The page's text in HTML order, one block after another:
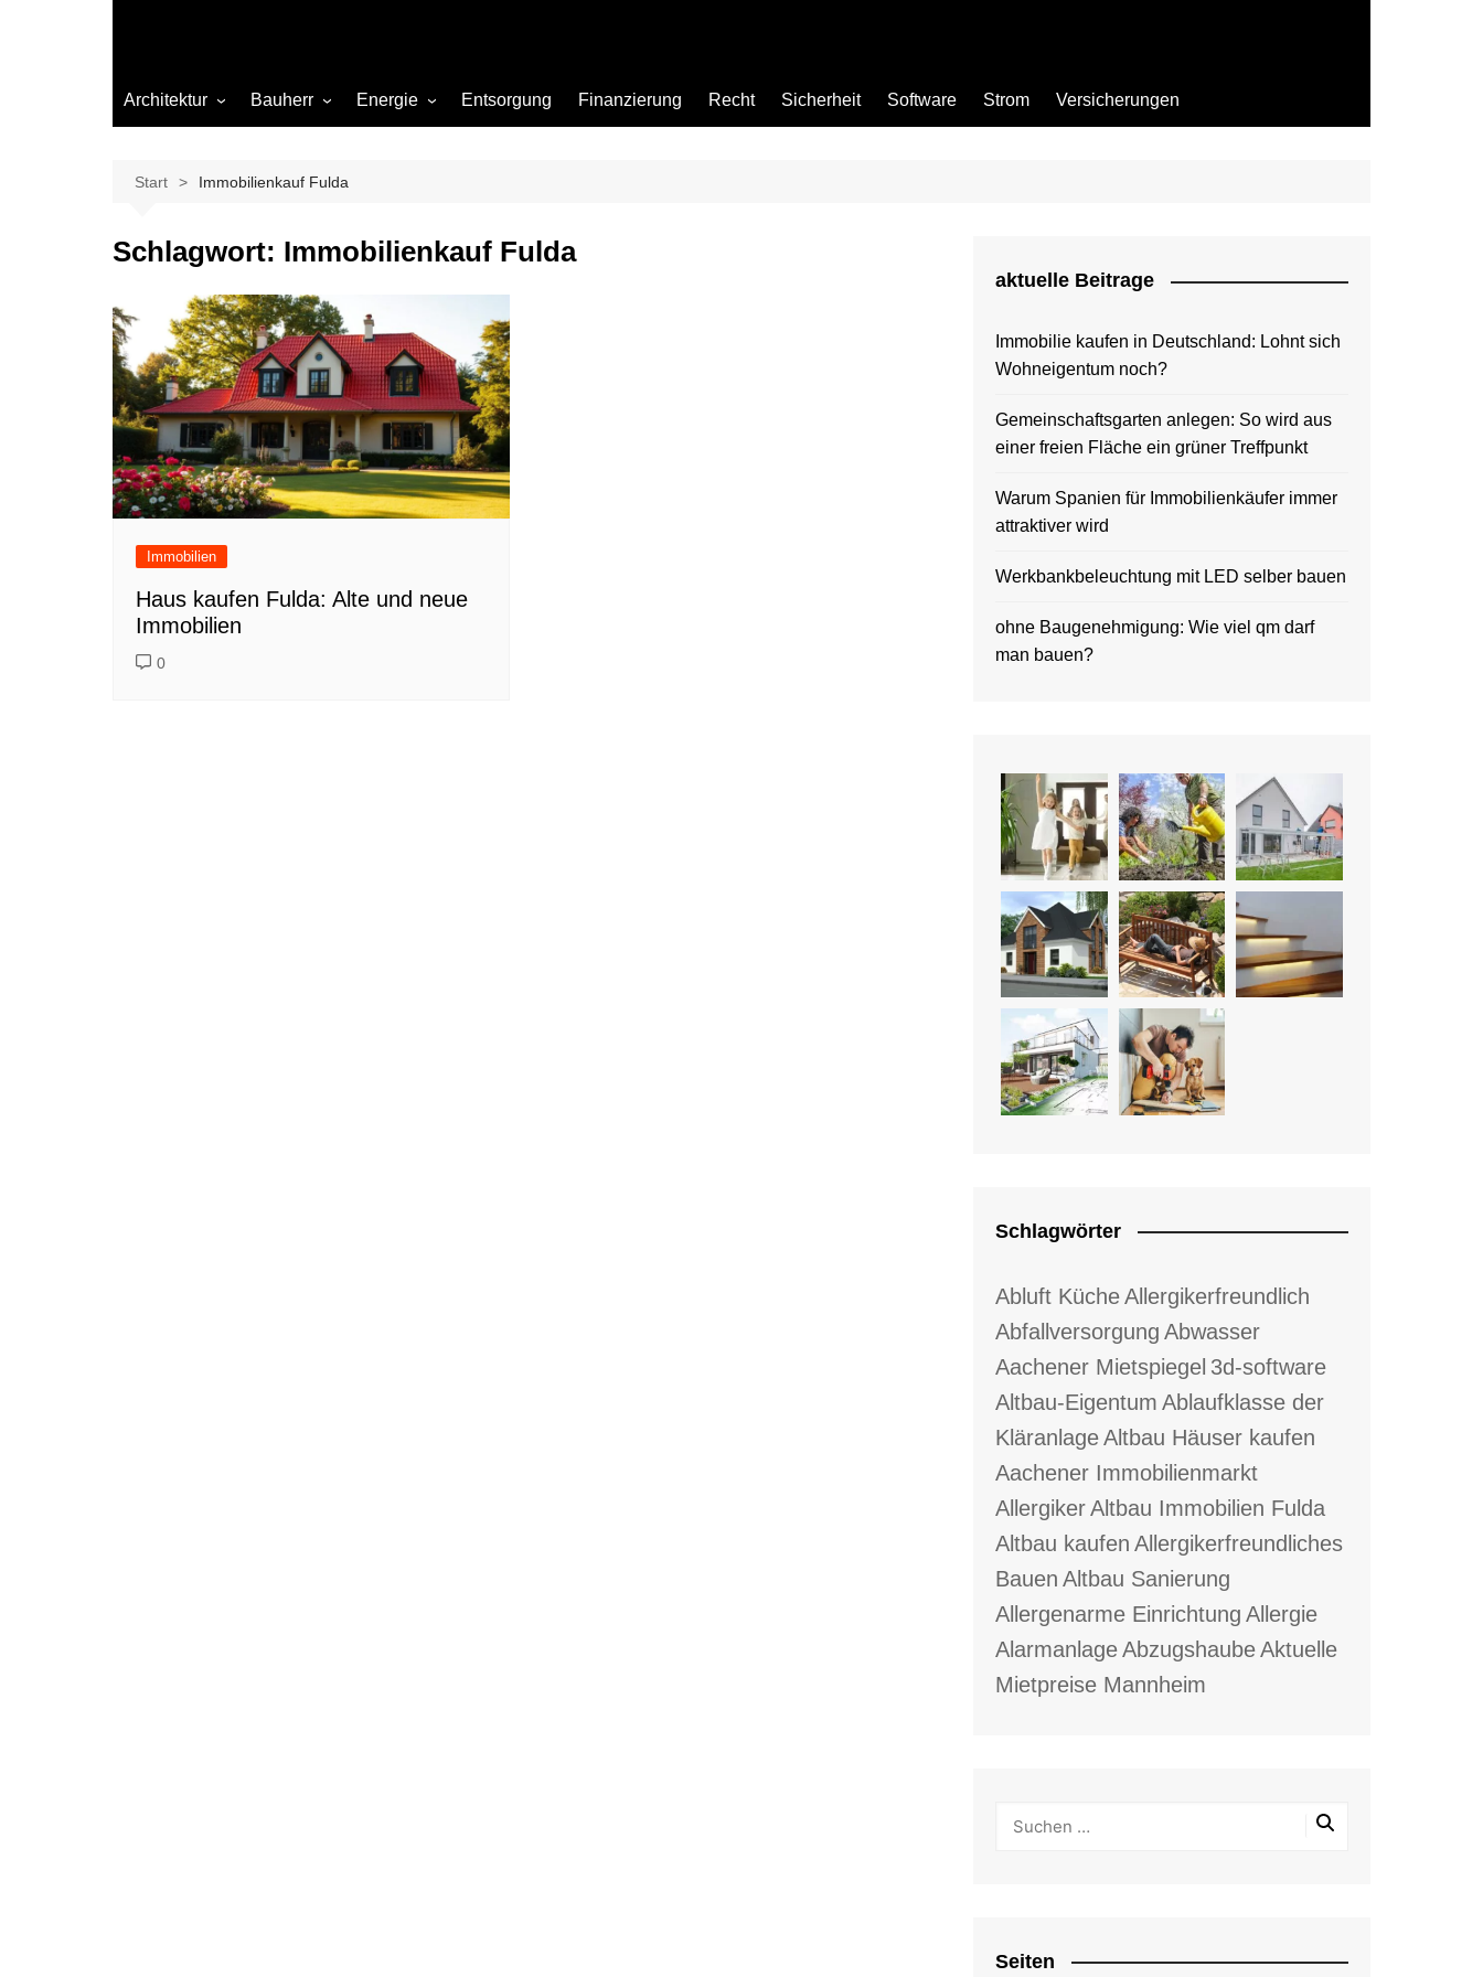
Architektur Bauherr
Beleuchtung
Büro
Garten
Küche
Materialien
Ökologisch bauen
Renovierung
Sanierung
Hygiene
Energie Entsorgung Finanzierung Recht Sicherheit Software Strom Versicherungen
Start Immobilienkauf Fulda
Schlagwort: Immobilienkauf Fulda
Immobilien
Haus kaufen Fulda: Alte und neue
Immobilien
0
aktuelle Beitrage
Immobilie kaufen in Deutschland: Lohnt sich
Wohneigentum noch?
Gemeinschaftsgarten anlegen: So wird aus
einer freien Fläche ein grüner Treffpunkt
Warum Spanien für Immobilienkäufer immer
attraktiver wird
Werkbankbeleuchtung mit LED selber bauen
ohne Baugenehmigung: Wie viel qm darf
man bauen?
Schlagwörter
Abluft KücheAllergikerfreundlich
Abfallversorgung Abwasser
Aachener Mietspiegel 3d-software
Altbau-Eigentum Ablaufklasse der
KläranlageAltbau Häuser kaufen
Aachener Immobilienmarkt
AllergikerAltbau Immobilien Fulda
Altbau kaufen Allergikerfreundliches
Bauen Altbau Sanierung
Allergenarme Einrichtung Allergie
AlarmanlageAbzugshaubeAktuelle
Mietpreise Mannheim
Seiten